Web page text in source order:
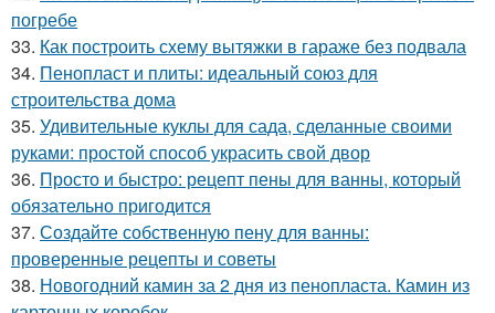
погребе
33. Как построить схему вытяжки в гараже без подвала
34. Пенопласт и плиты: идеальный союз для
строительства дома
35. Удивительные куклы для сада, сделанные своими
руками: простой способ украсить свой двор
36. Просто и быстро: рецепт пены для ванны, который
обязательно пригодится
37. Создайте собственную пену для ванны:
проверенные рецепты и советы
38. Новогодний камин за 2 дня из пенопласта. Камин из